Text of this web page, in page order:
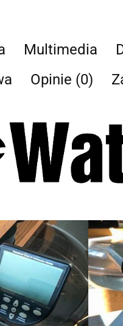
Multimedia
Opinie (0)